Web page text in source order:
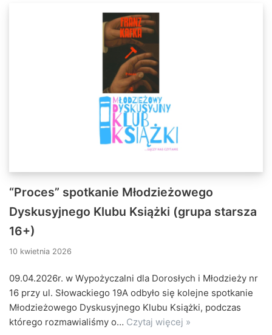
“Proces” spotkanie Młodzieżowego
Dyskusyjnego Klubu Książki (grupa starsza
16+)
10 kwietnia 2026
09.04.2026r. w Wypożyczalni dla Dorosłych i Młodzieży nr
16 przy ul. Słowackiego 19A odbyło się kolejne spotkanie
Młodzieżowego Dyskusyjnego Klubu Książki, podczas
którego rozmawialiśmy o… Czytaj więcej »